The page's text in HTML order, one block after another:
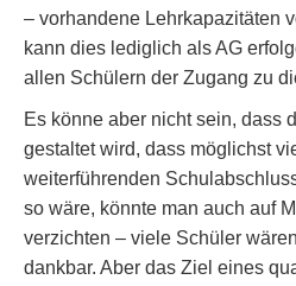
– vorhandene Lehrkapazitäten
kann dies lediglich als AG
allen Schülern der Zugang zu
Es könne aber nicht sein, dass
gestaltet wird, dass möglichst
weiterführenden
so wäre, könnte man auch auf
verzichten – viele Schüler
dankbar. Aber das Ziel eines